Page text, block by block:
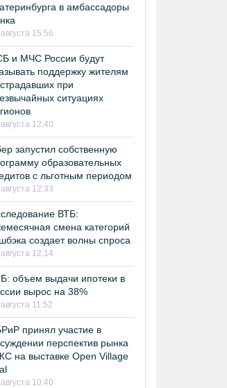
в амбассадоры
15:56
и МЧС России будут
поддержку жителям
при
ситуациях
12:40
запустил собственную
образовательных
с льготным периодом
12:33
ВТБ:
смена категорий
создает волны спроса
12:14
объем выдачи ипотеки в
вырос на 38%
11:52
принял участие в
перспектив рынка
на выставке Open Village
10:40